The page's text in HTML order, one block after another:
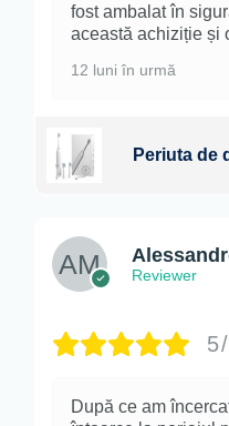
fost ambalat în
această achiziție și
12 luni în urmă
Periuta de
Reviewer
După ce am